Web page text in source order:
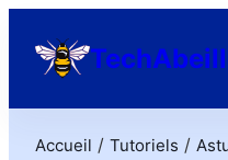
Accueil / Tutoriels /